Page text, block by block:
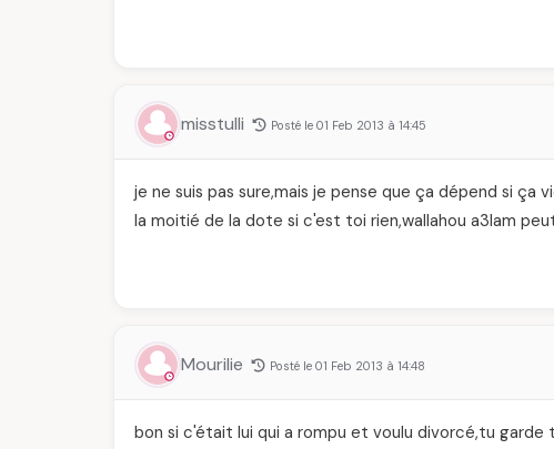
misstulli Posté le 01 Feb 2013 à 14:45
je ne suis pas sure,mais je pense que ça dépend si
la moitié de la dote si c'est toi rien,wallahou a3lam
Mourilie Posté le 01 Feb 2013 à 14:48
bon si c'était lui qui a rompu et voulu divorcé,tu garde